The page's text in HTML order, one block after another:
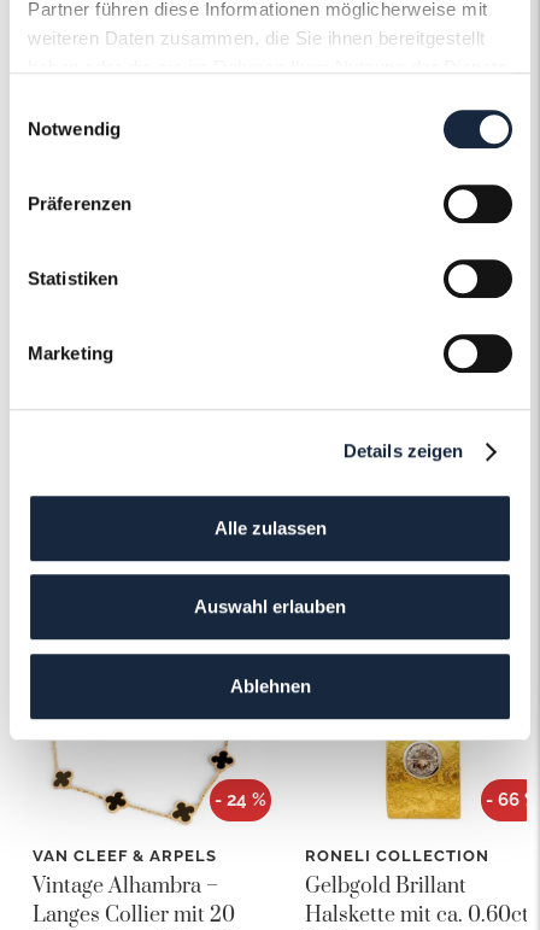
Partner führen diese Informationen möglicherweise mit
weiteren Daten zusammen, die Sie ihnen bereitgestellt
Notwendig
Präferenzen
Statistiken
Marketing
Details zeigen
Alle zulassen
Auswahl erlauben
Ablehnen
Schmuckervice
Erfahren Sie mehr über unseren
Mehr erfahren
Das könnte Ihnen auch gefallen!
- 24 %
VAN CLEEF & ARPELS
Vintage Alhambra –
Langes Collier mit 20
- 66 %
RONELI COLLECTION
Gelbgold Brillant
Halskette mit ca. 0.60ct